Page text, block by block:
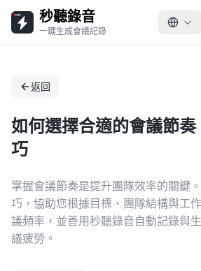
秒聽錄音
一鍵生成會議記錄
返回
如何選擇合適的會議節
巧
掌握會議節奏是提升團隊效率的關鍵
巧，協助您根據目標、團隊結構與工
議頻率，並善用秒聽錄音自動記錄與
議疲勞。